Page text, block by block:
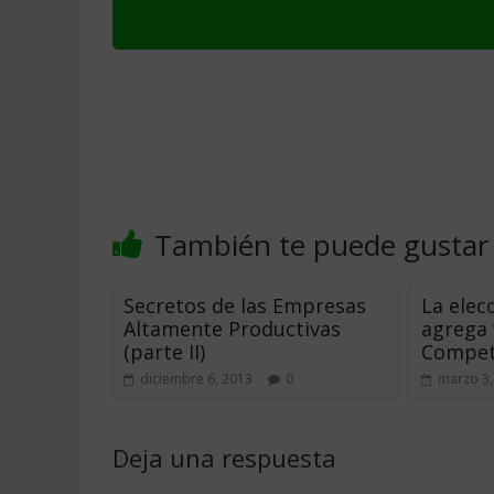
También te puede gustar
Secretos de las Empresas
Altamente Productivas
(parte II)
diciembre 6, 2013 0
La
agrega
marzo
Deja una respuesta